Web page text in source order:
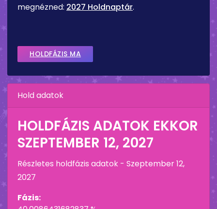
megnézned: 2027 Holdnaptár.
HOLDFÁZIS MA
Hold adatok
HOLDFÁZIS ADATOK EKKOR
SZEPTEMBER 12, 2027
Részletes holdfázis adatok - Szeptember 12,
2027
Fázis: